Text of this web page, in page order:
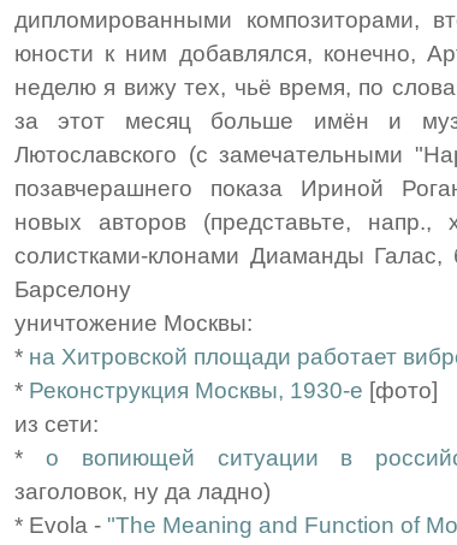
дипломированными композиторами,
юности к ним добавлялся, конечно,
неделю я вижу тех, чьё время, по
за этот месяц больше имён и
Лютославского (с замечательными
позавчерашнего показа Ириной
новых авторов (представьте,
солистками-клонами Диаманды
Барселону
уничтожение Москвы:
* на Хитровской площади работает
* Реконструкция Москвы, 1930-е [фото]
из сети:
* о вопиющей ситуации в
заголовок, ну да ладно)
* Evola - "The Meaning and Function of